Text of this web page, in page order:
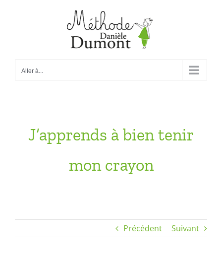
Aller à...
J’apprends à bien tenir
mon crayon
Précédent Suivant